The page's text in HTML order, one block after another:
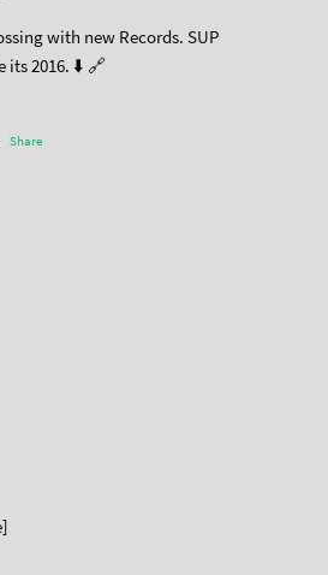
with new Records. SUP
its 2016. ⬇️ 🔗
Share